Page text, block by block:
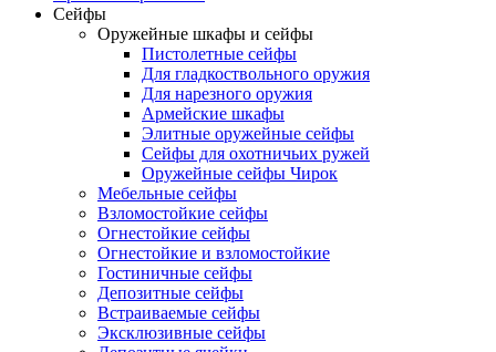
Сейфы
Оружейные шкафы и сейфы
Пистолетные сейфы
Для гладкоствольного оружия
Для нарезного оружия
Армейские шкафы
Элитные оружейные сейфы
Сейфы для охотничьих ружей
Оружейные сейфы Чирок
Мебельные сейфы
Взломостойкие сейфы
Огнестойкие сейфы
Огнестойкие и взломостойкие
Гостиничные сейфы
Депозитные сейфы
Встраиваемые сейфы
Эксклюзивные сейфы